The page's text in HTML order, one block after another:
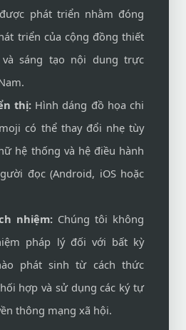
phát triển nhằm đóng
triển của cộng đồng thiết
sáng tạo nội dung trực
thị:Hình dáng đồ họa chi
có thể thay đổi nhẹ tùy
hệ thống và hệ điều hành
đọc (Android, iOS hoặc
nhiệm: Chúng tôi không
pháp lý đối với bất kỳ
phát sinh từ cách thức
hợp và sử dụng các ký tự
thông mạng xã hội.